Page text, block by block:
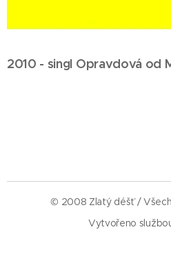
2010 - singl Opravdová od
© 2008 Zlatý déšť /
Vytvořeno